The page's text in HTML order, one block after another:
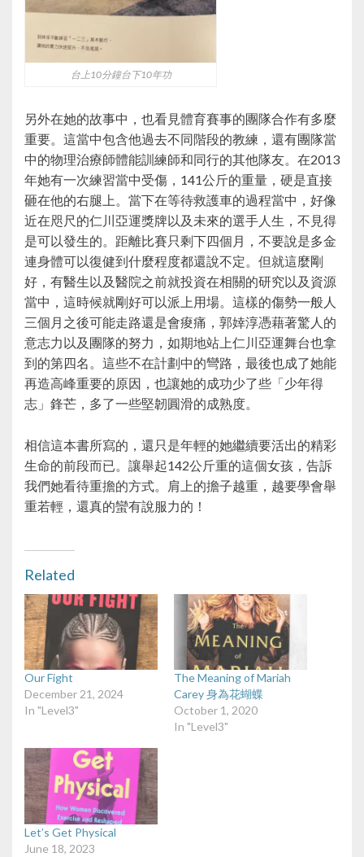
台上10分鐘台下10年功
另外在她的故事中，也看見體育賽事的團隊合作有多麼
重要。這當中包含他過去不同階段的教練，還有團隊當
中的物理治療師體能訓練師和同行的其他隊友。在2013
年她有一次練習當中受傷，141公斤的重量，硬是直接
砸在他的右腿上。當下在等待救護車的過程當中，好像
近在咫尺的仁川亞運獎牌以及未來的選手人生，不見得
是可以發生的。距離比賽只剩下四個月，不要說是多金
連身體可以復健到什麼程度都還說不定。但就這麼剛
好，有醫生以及醫院之前就投資在相關的研究以及資源
當中，這時候就剛好可以派上用場。這樣的傷勢一般人
三個月之後可能走路還是會痠痛，郭婞淳憑藉著驚人的
意志力以及團隊的努力，如期地站上仁川亞運舞台也拿
到的第四名。這些不在計劃中的彎路，最後也成了她能
再造高峰重要的原因，也讓她的成功少了些「少年得
志」鋒芒，多了一些堅韌圓滑的成熟度。
相信這本書所寫的，還只是年輕的她繼續要活出的精彩
生命的前段而已。讓舉起142公斤重的這個女孩，告訴
我們她看待重擔的方式。肩上的擔子越重，越要學會舉
重若輕，還真的蠻有說服力的！
Related
Our Fight
December 21, 2024
In "Level3"
The Meaning of Mariah
Carey 身為花蝴蝶
October 1, 2020
In "Level3"
Let’s Get Physical
June 18, 2023